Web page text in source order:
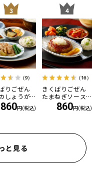
3
（9）
りごぜん
しょうが
860円(税込)
4
（16）
きくばりごぜん
たまねぎソース
の和風ハンバー
860円(税込)
と見る